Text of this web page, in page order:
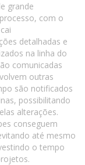
grande
com o
detalhadas e
na linha do
comunicadas
outras
são notificados
possibilitando
alterações.
conseguem
até mesmo
o tempo